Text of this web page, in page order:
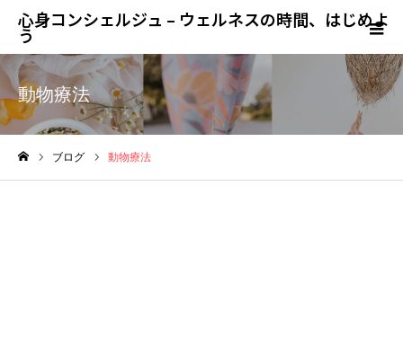
心身コンシェルジュ – ウェルネスの時間、はじめよ
う
動物療法
ブログ 動物療法